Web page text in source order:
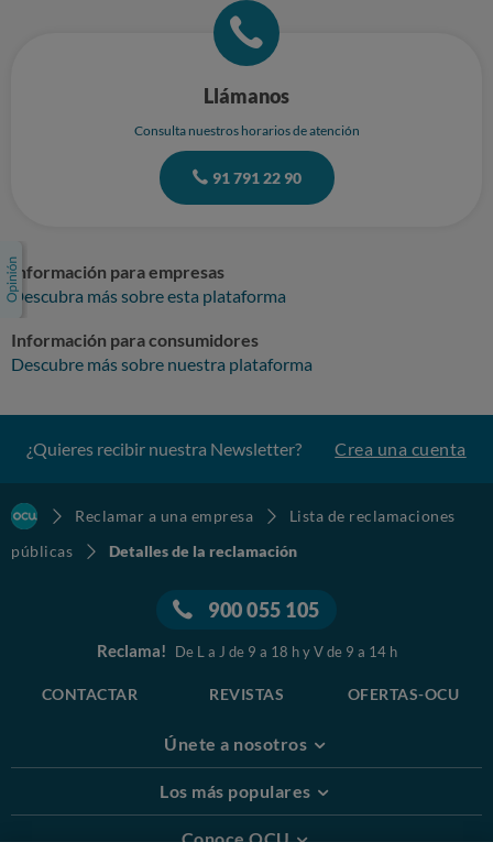
Llámanos
Consulta nuestros horarios de atención
91 791 22 90
Información para empresas
Descubra más sobre esta plataforma
Información para consumidores
Descubre más sobre nuestra plataforma
¿Quieres recibir nuestra Newsletter? Crea una cuenta
Reclamar a una empresa
Lista de reclamaciones
públicas
Detalles de la reclamación
900 055 105
Reclama! De L a J de 9 a 18 h y V de 9 a 14 h
CONTACTAR REVISTAS OFERTAS-OCU
Únete a nosotros
Los más populares
Conoce OCU